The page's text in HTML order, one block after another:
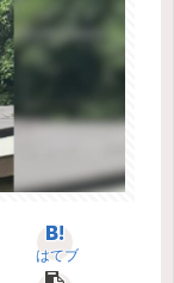
はてブ